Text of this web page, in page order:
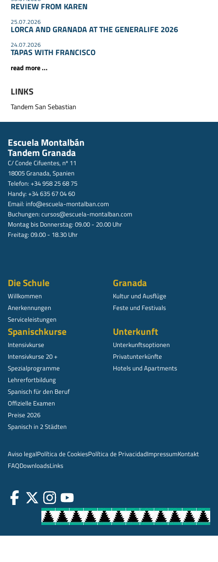
REVIEW FROM KAREN
25.07.2026
LORCA AND GRANADA AT THE GENERALIFE 2026
24.07.2026
TAPAS WITH FRANCISCO
read more ...
LINKS
Tandem San Sebastian
Escuela Montalbán
Tandem Granada
C/ Conde Cifuentes, nº 11
18005 Granada, Spanien
Telefon: +34 958 25 68 75
Handy: +34 635 67 04 60
Email: info@escuela-montalban.com
Buchungen: cursos@escuela-montalban.com
Montag bis Donnerstag: 09.00 - 20.00 Uhr
Freitag: 09.00 - 18.30 Uhr
Die Schule
Willkommen
Anerkennungen
Serviceleistungen
Granada
Kultur und Ausflüge
Feste und Festivals
Spanischkurse
Intensivkurse
Intensivkurse 20 +
Spezialprogramme
Lehrerfortbildung
Spanisch für den Beruf
Offizielle Examen
Preise 2026
Spanisch in 2 Städten
Unterkunft
Unterkunftsoptionen
Privatunterkünfte
Hotels und Apartments
Aviso legalPolítica de CookiesPolítica de PrivacidadImpressumKontakt
FAQDownloadsLinks